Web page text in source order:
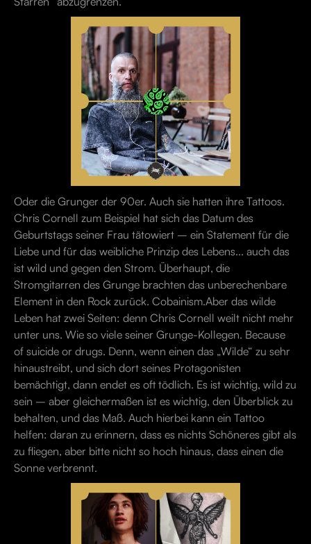
Oder die Grunger der 90er. Auch sie hatten ihre Tattoos.
Chris Cornell zum Beispiel hat sich das Datum des
Geburtstags seiner Frau tätowiert – ein Statement für die
Liebe und für das weibliche Prinzip des Lebens... auch das
ist wild und gegen den Strom. Überhaupt, die
Stromgitarren des Grunge brachten das unberechenbare
Element in den Rock zurück. Cobainism.Aber das wilde
Leben hat zwei Seiten: denn Chris Cornell weilt nicht mehr
unter uns. Wie so viele seiner Grunge-Kollegen. Because
of suicide or drugs. Denn, wenn einen das „Wilde“ zu sehr
hinaustreibt, und sich dort seines Protagonisten
bemächtigt, dann endet es oft tödlich. Es ist wichtig, wild zu
sein – aber gleichermaßen ist es wichtig, den Überblick zu
behalten, und das Maß. Auch hierbei kann ein Tattoo
helfen: daran zu erinnern, dass es nichts Schöneres gibt als
zu fliegen, aber bitte nicht so hoch hinaus, dass einen die
Sonne verbrennt.